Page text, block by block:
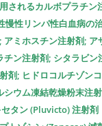
されるカルボプラチン
慢性リンパ性白血病の
アミホスチン注射剤;
チン注射剤; シタラビ
剤; ヒドロコルチゾン
シウム凍結乾燥粉末注
タン (Pluvicto) 注射